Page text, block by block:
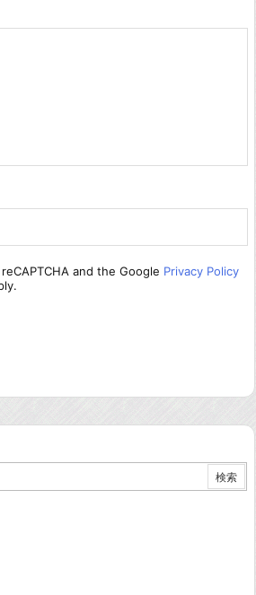
and the Google Privacy Policy